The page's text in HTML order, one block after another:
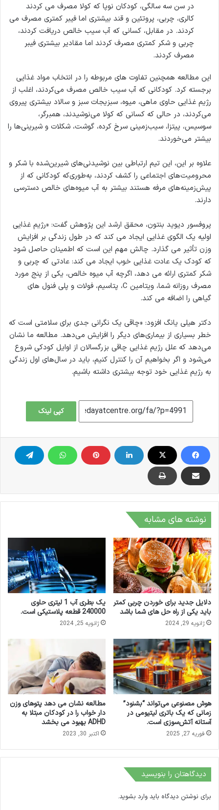
در سن سه سالگی، کودکان نوپا که کولا مصرف می کردند
کالری، چربی، پروتئین و قند بیشتری اما فیبر کمتری مصرف می
کردند. در مقابل، کسانی که آب سیب خالص دریافت کردند،
چربی و شکر کمتری مصرف کردند اما مقادیر بیشتری فیبر
مصرف کردند.
این مطالعه همچنین تفاوت های مربوطه را در انتخاب مواد غذایی
برجسته کرد. کودکانی که آب سیب خالص مصرف می‌کردند، اغلب از
رژیم غذایی حاوی ماهی، میوه، سبزیجات سبز و سالاد بیشتری پیروی
می‌کردند، در حالی که کسانی که کولا می‌نوشیدند، همبرگر،
سوسیس، پیتزا، سیب‌زمینی سرخ کرده، گوشت، شکلات و شیرینی‌ها را
بیشتر می‌خوردند.
علاوه بر این، این تیم ارتباطی بین نوشیدنی‌های شیرین‌شده با شکر و
محرومیت‌های اجتماعی را کشف کردند، به‌طوری‌که کودکانی که از
پیش‌زمینه‌های مرفه هستند بیشتر به آب میوه‌های خالص دسترسی
دارند.
پروفسور دیوید بنتون، محقق ارشد این پژوهش گفت: «رژیم غذایی
اولیه یک الگوی غذایی ایجاد می کند که در طول زندگی بر افزایش
وزن تأثیر می گذارد. چالش مهم این است که اطمینان حاصل شود
که کودک یک عادت غذایی خوب ایجاد می کند: عادتی که چربی و
شکر کمتری ارائه می دهد، اگرچه آب میوه خالص، یکی از پنج مورد
مصرف روزانه شما، ویتامین C، پتاسیم، فولات و پلی فنول های
گیاهی را اضافه می کند.
دکتر هیلی یانگ افزود: «چاقی یک نگرانی جدی برای سلامتی است که
خطر بسیاری از بیماری‌های دیگر را افزایش می‌دهد. مطالعه ما نشان
می‌دهد که علل رژیم غذایی چاقی بزرگسالان از اوایل کودکی شروع
می‌شود و اگر بخواهیم آن را کنترل کنیم، باید در سال‌های اول زندگی
به رژیم غذایی خود توجه بیشتری داشته باشیم.
کپی لینک
نوشته های مشابه
دلایل جدید برای خوردن چربی کمتر
باید یکی از راه حل های شما باشد
ژانویه 29, 2024
یک بطری آب 1 لیتری حاوی
240000 قطعه پلاستیکی است.
ژانویه 25, 2024
هوش مصنوعی می‌تواند “بشنود”
زمانی که یک باتری لیتیومی در
آستانه آتش‌سوزی است.
فوریه 27, 2025
مطالعه نشان می دهد پتوهای وزن
دار خواب را در کودکان مبتلا به
ADHD بهبود می بخشد
اکتبر 30, 2023
دیدگاهتان را بنویسید
برای نوشتن دیدگاه باید وارد بشوید.